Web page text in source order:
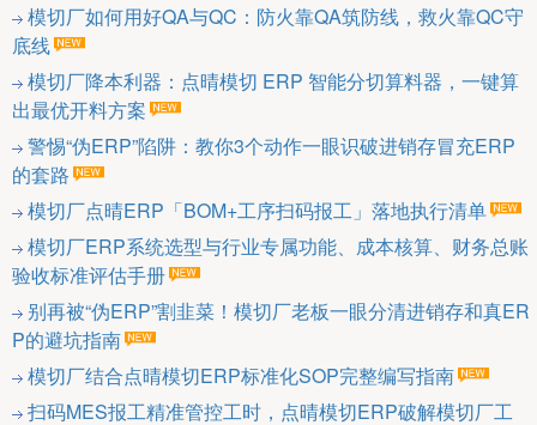
模切厂如何用好QA与QC：防火靠QA筑防线，救火靠QC守
底线
模切厂降本利器：点晴模切 ERP 智能分切算料器，一键算
出最优开料方案
警惕“伪ERP”陷阱：教你3个动作一眼识破进销存冒充ERP
的套路
模切厂点晴ERP「BOM+工序扫码报工」落地执行清单
模切厂ERP系统选型与行业专属功能、成本核算、财务总账
验收标准评估手册
别再被“伪ERP”割韭菜！模切厂老板一眼分清进销存和真ER
P的避坑指南
模切厂结合点晴模切ERP标准化SOP完整编写指南
扫码MES报工精准管控工时，点晴模切ERP破解模切厂工